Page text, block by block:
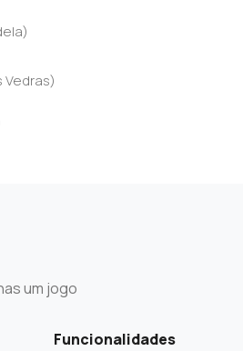
)
Vedras)
um jogo
Funcionalidades